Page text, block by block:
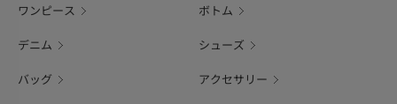
ワンピース ボトム
デニム シューズ
バッグ アクセサリー